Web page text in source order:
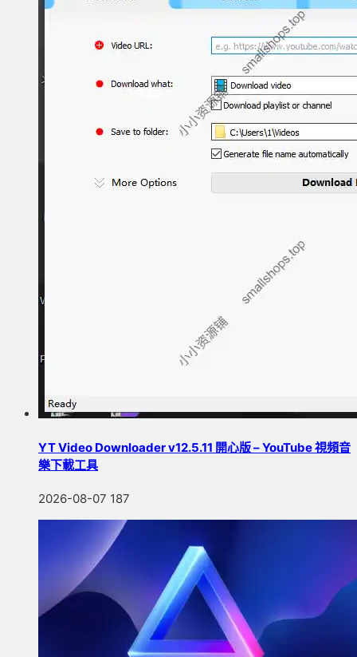
YT Video Downloader v12.5.11 開心版 – YouTube 視頻音
樂下載工具
2026-08-07 187